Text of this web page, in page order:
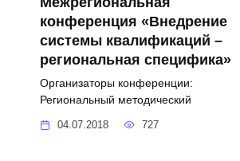
конференция «Внедрение
системы квалификаций –
региональная специфика»
Организаторы конференции:
Региональный методический
04.07.2018 727